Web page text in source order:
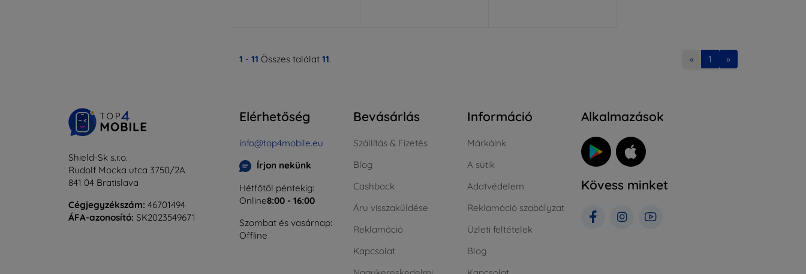
1 - 11 Összes találat 11. « 1 »
Shield-Sk s.r.o.
Rudolf Mocka utca 3750/2A
841 04 Bratislava
Cégjegyzékszám: 46701494
ÁFA-azonosító: SK2023549671
Elérhetőség
info@top4mobile.eu
Írjon nekünk
Hétfőtől péntekig:
Online8:00 - 16:00
Szombat és vasárnap:
Offline
Bevásárlás
Szállítás & Fizetés
Blog
Cashback
Áru visszaküldése
Reklamáció
Kapcsolat
Információ
Márkáink
A sütik
Adatvédelem
Reklamáció szabályzat
Üzleti feltételek
Blog
Alkalmazások
Kövess minket